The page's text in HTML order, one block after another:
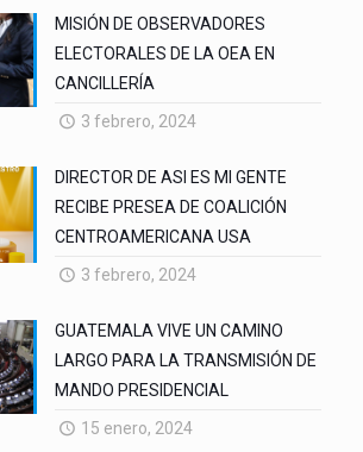
MISIÓN DE OBSERVADORES
ELECTORALES DE LA OEA EN
CANCILLERÍA
3 febrero, 2024
DIRECTOR DE ASI ES MI GENTE
RECIBE PRESEA DE COALICIÓN
CENTROAMERICANA USA
3 febrero, 2024
GUATEMALA VIVE UN CAMINO
LARGO PARA LA TRANSMISIÓN DE
MANDO PRESIDENCIAL
15 enero, 2024